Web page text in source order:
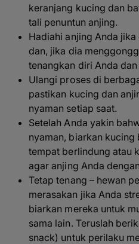
keranjang kucing dan
tali penuntun anjing.
Hadiahi anjing Anda
dan, jika dia
tenangkan diri Anda
Ulangi proses di
pastikan kucing dan
nyaman setiap saat.
Setelah Anda yakin
nyaman, biarkan kucing
tempat berlindung atau
agar anjing Anda
Tetap tenang – hewan
merasakan jika Anda
biarkan mereka untuk
sama lain. Teruslah
snack) untuk perilaku